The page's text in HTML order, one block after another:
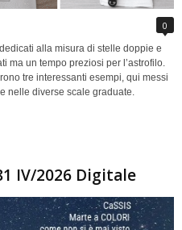
0
alla misura di stelle doppie e
ma un tempo preziosi per l’astrofilo.
tre interessanti esempi, qui messi
nelle diverse scale graduate.
IV/2026 Digitale